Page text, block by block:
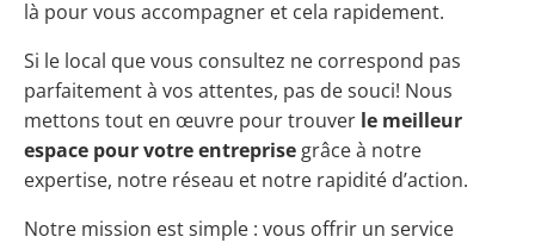
là pour vous accompagner et cela rapidement.
Si le local que vous consultez ne correspond pas
parfaitement à vos attentes, pas de souci! Nous
mettons tout en œuvre pour trouver le meilleur
espace pour votre entreprise grâce à notre
expertise, notre réseau et notre rapidité d’action.
Notre mission est simple : vous offrir un service